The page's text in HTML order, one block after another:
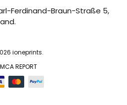
Ferdinand-Braun-Straße 5,
ioneprints.
REPORT